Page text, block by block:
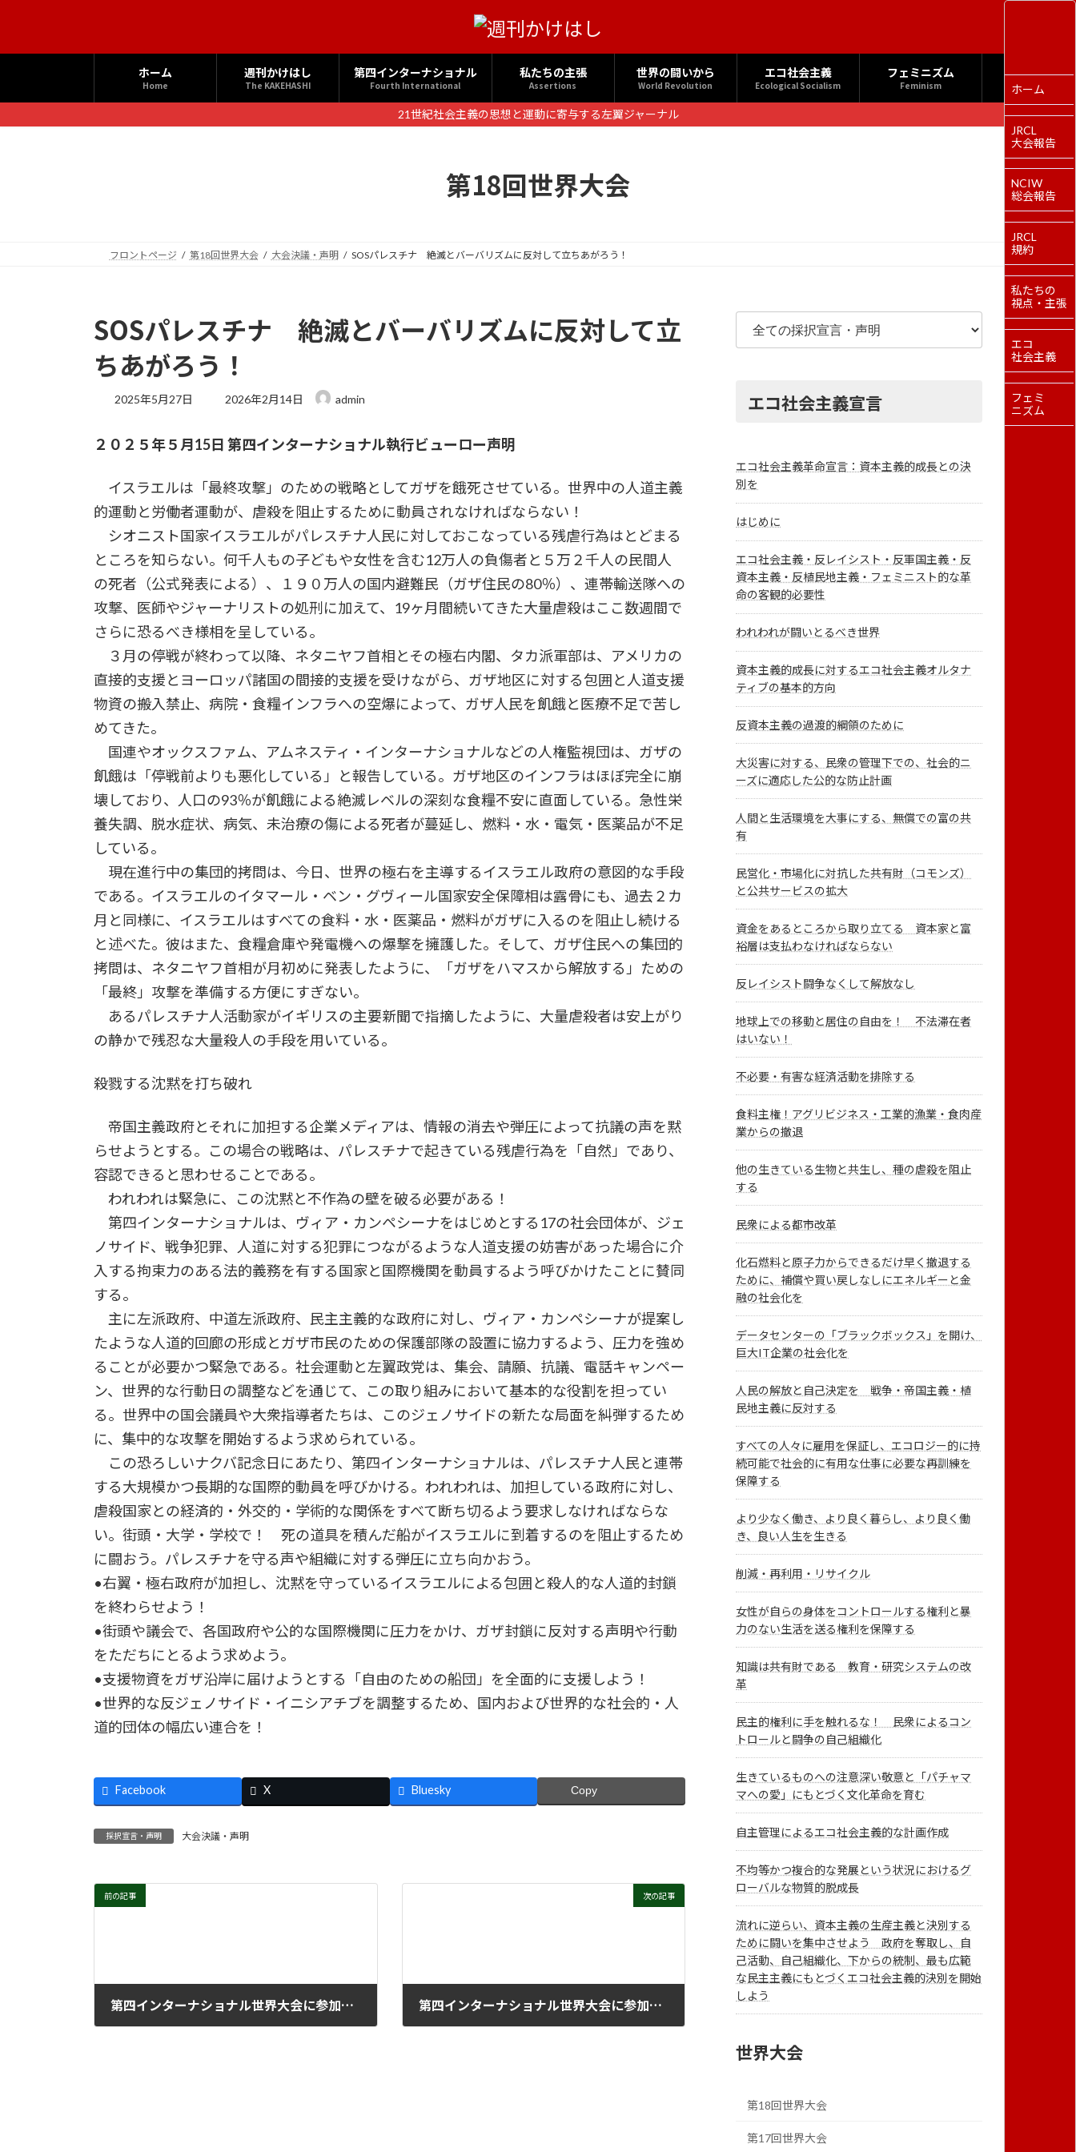
へ
ス
ョ
ン
ホーム
Home
週刊かけはし
The KAKEHASHI
第四インターナショナル
Fourth International
私たちの主張
Assertions
世界の闘いから
World Revolution
エコ社会主義
Ecological Socialism
フェミニズム
Feminism
21世紀社会主義の思想と運動に寄与する左翼ジャーナル
第18回世界大会
フロントページ 第18回世界大会 大会決議・声明 SOSパレスチナ 絶滅とバーバリズムに反対して立ちあがろう！
SOSパレスチナ 絶滅とバーバリズムに反対して立
ちあがろう！
2025年5月27日
最
新
:
2026年2月14日 admin
２０２５年５月15日 第四インターナショナル執行ビューロー声明
イスラエルは「最終攻撃」のための戦略としてガザを餓死させている。世界中の人道主義
的運動と労働者運動が、虐殺を阻止するために動員されなければならない！
シオニスト国家イスラエルがパレスチナ人民に対しておこなっている残虐行為はとどまる
ところを知らない。何千人もの子どもや女性を含む12万人の負傷者と５万２千人の民間人
の死者（公式発表による）、１９０万人の国内避難民（ガザ住民の80％）、連帯輸送隊への
攻撃、医師やジャーナリストの処刑に加えて、19ヶ月間続いてきた大量虐殺はここ数週間で
さらに恐るべき様相を呈している。
３月の停戦が終わって以降、ネタニヤフ首相とその極右内閣、タカ派軍部は、アメリカの
直接的支援とヨーロッパ諸国の間接的支援を受けながら、ガザ地区に対する包囲と人道支援
物資の搬入禁止、病院・食糧インフラへの空爆によって、ガザ人民を飢餓と医療不足で苦し
めてきた。
国連やオックスファム、アムネスティ・インターナショナルなどの人権監視団は、ガザの
飢餓は「停戦前よりも悪化している」と報告している。ガザ地区のインフラはほぼ完全に崩
壊しており、人口の93％が飢餓による絶滅レベルの深刻な食糧不安に直面している。急性栄
養失調、脱水症状、病気、未治療の傷による死者が蔓延し、燃料・水・電気・医薬品が不足
している。
現在進行中の集団的拷問は、今日、世界の極右を主導するイスラエル政府の意図的な手段
である。イスラエルのイタマール・ベン・グヴィール国家安全保障相は露骨にも、過去２カ
月と同様に、イスラエルはすべての食料・水・医薬品・燃料がガザに入るのを阻止し続ける
と述べた。彼はまた、食糧倉庫や発電機への爆撃を擁護した。そして、ガザ住民への集団的
拷問は、ネタニヤフ首相が月初めに発表したように、「ガザをハマスから解放する」ための
「最終」攻撃を準備する方便にすぎない。
あるパレスチナ人活動家がイギリスの主要新聞で指摘したように、大量虐殺者は安上がり
の静かで残忍な大量殺人の手段を用いている。
殺戮する沈黙を打ち破れ
帝国主義政府とそれに加担する企業メディアは、情報の消去や弾圧によって抗議の声を黙
らせようとする。この場合の戦略は、パレスチナで起きている残虐行為を「自然」であり、
容認できると思わせることである。
われわれは緊急に、この沈黙と不作為の壁を破る必要がある！
第四インターナショナルは、ヴィア・カンペシーナをはじめとする17の社会団体が、ジェ
ノサイド、戦争犯罪、人道に対する犯罪につながるような人道支援の妨害があった場合に介
入する拘束力のある法的義務を有する国家と国際機関を動員するよう呼びかけたことに賛同
する。
主に左派政府、中道左派政府、民主主義的な政府に対し、ヴィア・カンペシーナが提案し
たような人道的回廊の形成とガザ市民のための保護部隊の設置に協力するよう、圧力を強め
ることが必要かつ緊急である。社会運動と左翼政党は、集会、請願、抗議、電話キャンペー
ン、世界的な行動日の調整などを通じて、この取り組みにおいて基本的な役割を担ってい
る。世界中の国会議員や大衆指導者たちは、このジェノサイドの新たな局面を糾弾するため
に、集中的な攻撃を開始するよう求められている。
この恐ろしいナクバ記念日にあたり、第四インターナショナルは、パレスチナ人民と連帯
する大規模かつ長期的な国際的動員を呼びかける。われわれは、加担している政府に対し、
虐殺国家との経済的・外交的・学術的な関係をすべて断ち切るよう要求しなければならな
い。街頭・大学・学校で！ 死の道具を積んだ船がイスラエルに到着するのを阻止するため
に闘おう。パレスチナを守る声や組織に対する弾圧に立ち向かおう。
•右翼・極右政府が加担し、沈黙を守っているイスラエルによる包囲と殺人的な人道的封鎖
を終わらせよう！
•街頭や議会で、各国政府や公的な国際機関に圧力をかけ、ガザ封鎖に反対する声明や行動
をただちにとるよう求めよう。
•支援物資をガザ沿岸に届けようとする「自由のための船団」を全面的に支援しよう！
•世界的な反ジェノサイド・イニシアチブを調整するため、国内および世界的な社会的・人
道的団体の幅広い連合を！
Facebook X Bluesky Copy
採択宣言・声明 大会決議・声明
前の記事
第四インターナショナル世界大会に参加して（その２）
次の記事
第四インターナショナル世界大会に参加して（その３）
エコ社会主義宣言
エコ社会主義革命宣言：資本主義的成長との決
別を
はじめに
エコ社会主義・反レイシスト・反軍国主義・反
資本主義・反植民地主義・フェミニスト的な革
命の客観的必要性
われわれが闘いとるべき世界
資本主義的成長に対するエコ社会主義オルタナ
ティブの基本的方向
反資本主義の過渡的綱領のために
大災害に対する、民衆の管理下での、社会的ニ
ーズに適応した公的な防止計画
人間と生活環境を大事にする、無償での富の共
有
民営化・市場化に対抗した共有財（コモンズ）
と公共サービスの拡大
資金をあるところから取り立てる 資本家と富
裕層は支払わなければならない
反レイシスト闘争なくして解放なし
地球上での移動と居住の自由を！ 不法滞在者
はいない！
不必要・有害な経済活動を排除する
食料主権！アグリビジネス・工業的漁業・食肉産
業からの撤退
他の生きている生物と共生し、種の虐殺を阻止
する
民衆による都市改革
化石燃料と原子力からできるだけ早く撤退する
ために、補償や買い戻しなしにエネルギーと金
融の社会化を
データセンターの「ブラックボックス」を開け、
巨大IT企業の社会化を
人民の解放と自己決定を 戦争・帝国主義・植
民地主義に反対する
すべての人々に雇用を保証し、エコロジー的に持
続可能で社会的に有用な仕事に必要な再訓練を
保障する
より少なく働き、より良く暮らし、より良く働
き、良い人生を生きる
削減・再利用・リサイクル
女性が自らの身体をコントロールする権利と暴
力のない生活を送る権利を保障する
知識は共有財である 教育・研究システムの改
革
民主的権利に手を触れるな！ 民衆によるコン
トロールと闘争の自己組織化
生きているものへの注意深い敬意と「パチャマ
マへの愛」にもとづく文化革命を育む
自主管理によるエコ社会主義的な計画作成
不均等かつ複合的な発展という状況におけるグ
ローバルな物質的脱成長
流れに逆らい、資本主義の生産主義と決別する
ために闘いを集中させよう 政府を奪取し、自
己活動、自己組織化、下からの統制、最も広範
な民主主義にもとづくエコ社会主義的決別を開始
しよう
世界大会
第18回世界大会
第17回世界大会
ホーム
JRCL
大会報告
NCIW
総会報告
JRCL
規約
私たちの
視点・主張
エコ
社会主義
フェミ
ニズム